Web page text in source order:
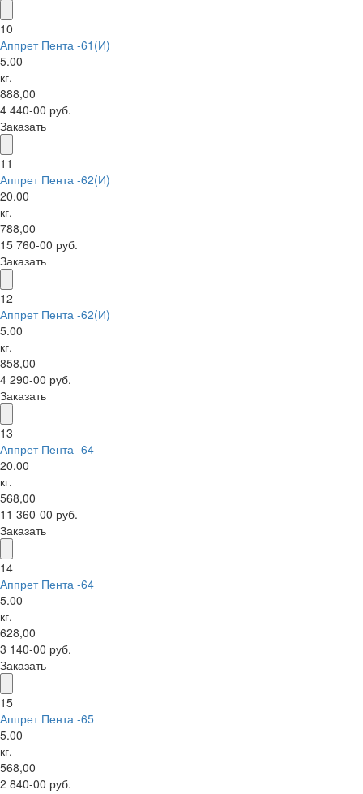
10
Аппрет Пента -61(И)
5.00
кг.
888,00
4 440-00 руб.
Заказать
11
Аппрет Пента -62(И)
20.00
кг.
788,00
15 760-00 руб.
Заказать
12
Аппрет Пента -62(И)
5.00
кг.
858,00
4 290-00 руб.
Заказать
13
Аппрет Пента -64
20.00
кг.
568,00
11 360-00 руб.
Заказать
14
Аппрет Пента -64
5.00
кг.
628,00
3 140-00 руб.
Заказать
15
Аппрет Пента -65
5.00
кг.
568,00
2 840-00 руб.